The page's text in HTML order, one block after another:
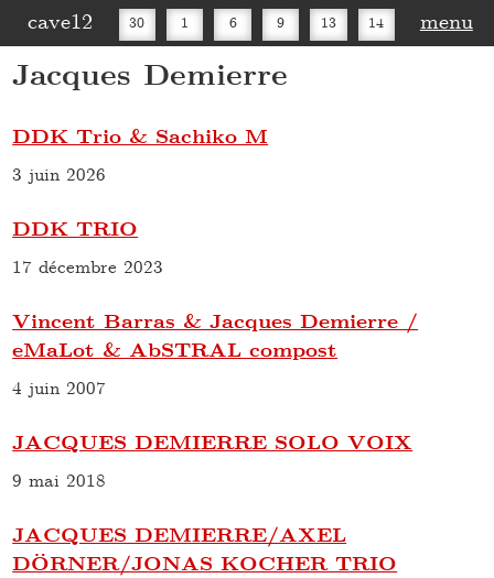
cave12 30 1 6 9 13 14
16
menu
Jacques Demierre
DDK Trio & Sachiko M
3 juin 2026
DDK TRIO
17 décembre 2023
Vincent Barras & Jacques Demierre /
eMaLot & AbSTRAL compost
4 juin 2007
JACQUES DEMIERRE SOLO VOIX
9 mai 2018
JACQUES DEMIERRE/AXEL
DÖRNER/JONAS KOCHER TRIO